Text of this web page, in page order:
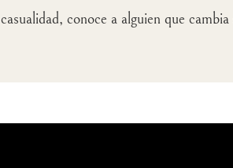
casualidad, conoce a alguien que